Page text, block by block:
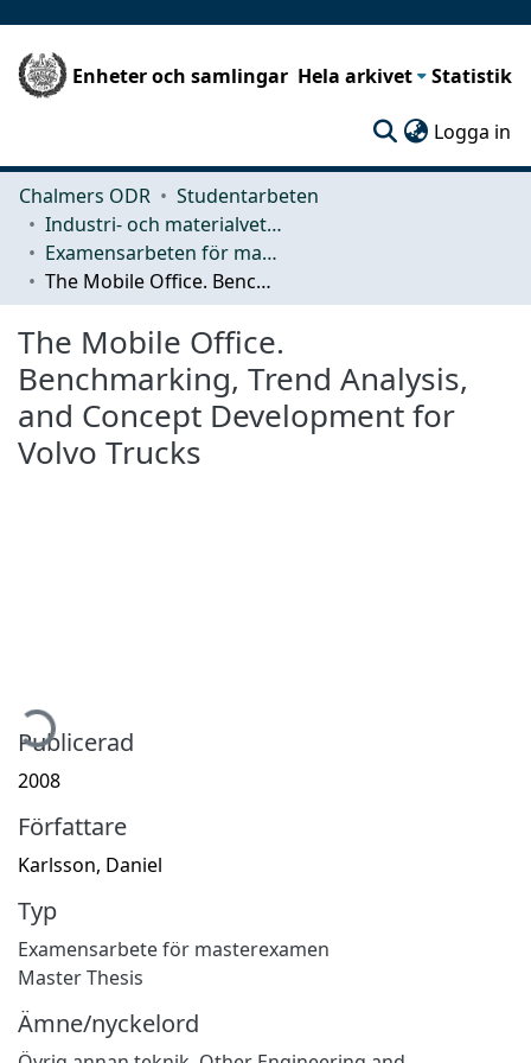
Enheter och samlingar Hela arkivet Statistik
Logga in
Chalmers ODR
Studentarbeten
Industri- och materialvetenskap (IMS)
Examensarbeten för masterexamen
The Mobile Office. Benchmarking, Trend Analysis, and Concept Development for Volvo Trucks
The Mobile Office.
Benchmarking, Trend Analysis,
and Concept Development for
Volvo Trucks
Publicerad
2008
Författare
Karlsson, Daniel
Typ
Examensarbete för masterexamen
Master Thesis
Ämne/nyckelord